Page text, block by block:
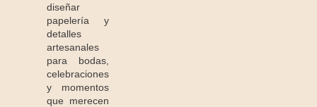
diseñar
papelería y
detalles
artesanales
para bodas,
celebraciones
y momentos
que merecen